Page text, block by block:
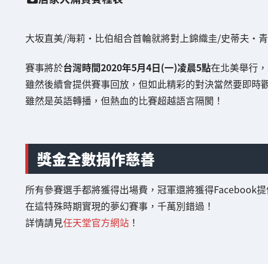
大坂直美/海莉·比伯組合首輪就將對上錦織圭/史蒂夫·青
賽事將於台灣時間2020年5月4日(一)凌晨5點在北美舉行
雖然後續會提供賽事回放，但如此精彩的對決當然要即時
雖然是英語轉播，但熱血的比賽超越語言隔閡！
獎金全數捐作慈善
所有參賽選手都將獲得出場費，冠軍還將獲得Facebook
在這特殊時期實現的夢幻賽事，千萬別錯過！
詳情請見任天堂官方網站！